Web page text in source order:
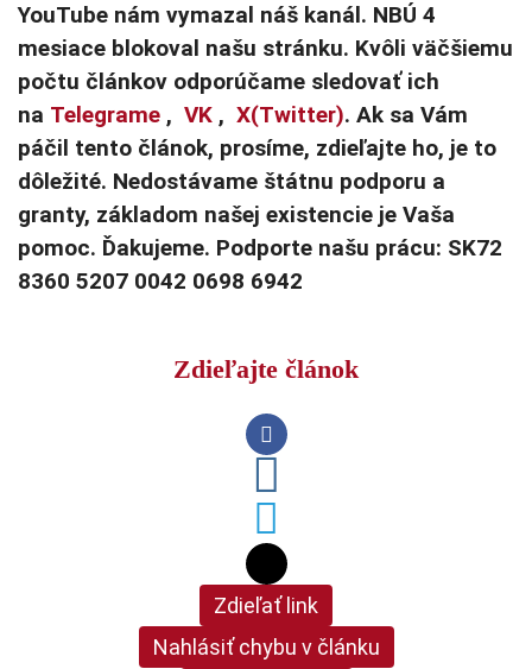
YouTube nám vymazal náš kanál. NBÚ 4
mesiace blokoval našu stránku. Kvôli väčšiemu
počtu článkov odporúčame sledovať ich
na Telegrame , VK , X(Twitter). Ak sa Vám
páčil tento článok, prosíme, zdieľajte ho, je to
dôležité. Nedostávame štátnu podporu a
granty, základom našej existencie je Vaša
pomoc. Ďakujeme. Podporte našu prácu: SK72
8360 5207 0042 0698 6942
Zdieľajte článok
Zdieľať link
Nahlásiť chybu v článku